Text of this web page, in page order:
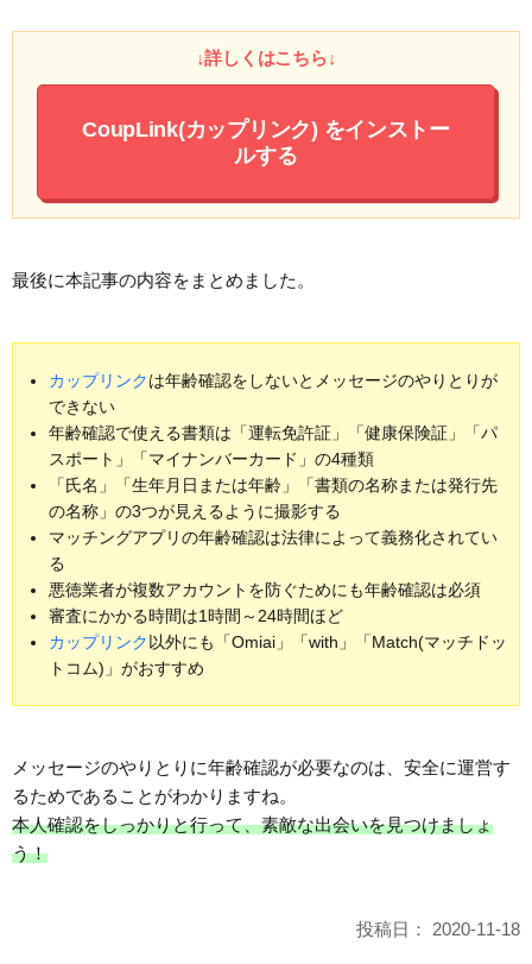
↓詳しくはこちら↓
CoupLink(カップリンク) をインストー
ルする
最後に本記事の内容をまとめました。
カップリンクは年齢確認をしないとメッセージのやりとりが
できない
年齢確認で使える書類は「運転免許証」「健康保険証」「パ
スポート」「マイナンバーカード」の4種類
「氏名」「生年月日または年齢」「書類の名称または発行先
の名称」の3つが見えるように撮影する
マッチングアプリの年齢確認は法律によって義務化されてい
る
悪徳業者が複数アカウントを防ぐためにも年齢確認は必須
審査にかかる時間は1時間～24時間ほど
カップリンク 以外にも「Omiai」「with」「Match(マッチドッ
トコム)」がおすすめ
メッセージのやりとりに年齢確認が必要なのは、安全に運営す
るためであることがわかりますね。
本人確認をしっかりと行って、素敵な出会いを見つけましょ
う！
投稿日： 2020-11-18